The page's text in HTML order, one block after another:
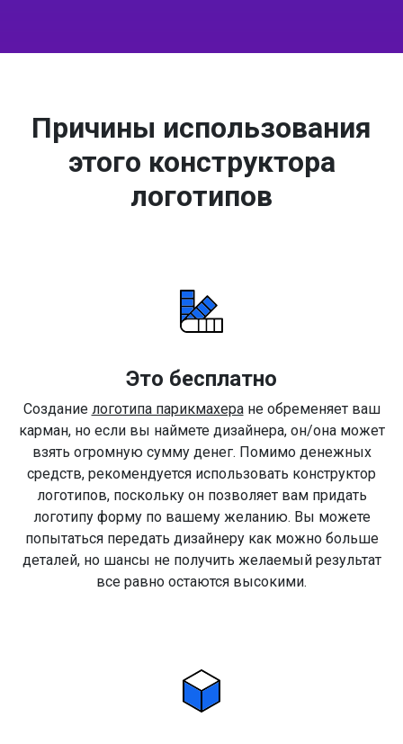
Причины использования
этого конструктора
логотипов
Это бесплатно
Создание логотипа парикмахеране обременяет ваш
карман, но если вы наймете дизайнера, он/она может
взять огромную сумму денег. Помимо денежных
средств, рекомендуется использовать конструктор
логотипов, поскольку он позволяет вам придать
логотипу форму по вашему желанию. Вы можете
попытаться передать дизайнеру как можно больше
деталей, но шансы не получить желаемый результат
все равно остаются высокими.